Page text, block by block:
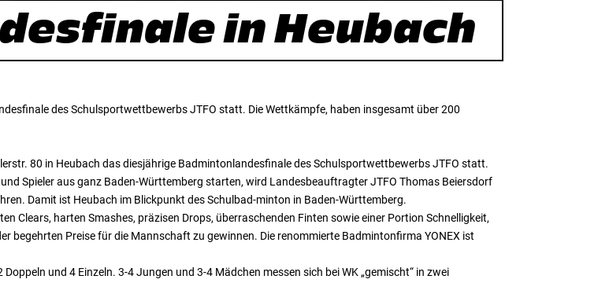
in Heubach
des Schulsportwettbewerbs JTFO statt. Die Wettkämpfe, haben insgesamt über 200
80 in Heubach das diesjährige Badmintonlandesfinale des Schulsportwettbewerbs JTFO statt.
Spieler aus ganz Baden-Württemberg starten, wird Landesbeauftragter JTFO Thomas Beiersdorf
Damit ist Heubach im Blickpunkt des Schulbad-minton in Baden-Württemberg.
Clears, harten Smashes, präzisen Drops, überraschenden Finten sowie einer Portion Schnelligkeit,
begehrten Preise für die Mannschaft zu gewinnen. Die renommierte Badmintonfirma YONEX ist
Doppeln und 4 Einzeln. 3-4 Jungen und 3-4 Mädchen messen sich bei WK „gemischt“ in zwei